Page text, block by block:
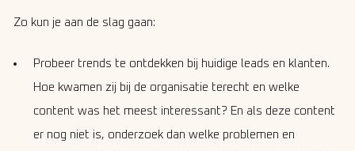
Zo kun je aan de slag gaan:
Probeer trends te ontdekken bij huidige leads en klanten.
Hoe kwamen zij bij de organisatie terecht en welke
content was het meest interessant? En als deze content
er nog niet is, onderzoek dan welke problemen en